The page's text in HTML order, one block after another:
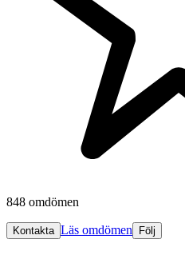
848 omdömen
Kontakta Läs omdömen Följ